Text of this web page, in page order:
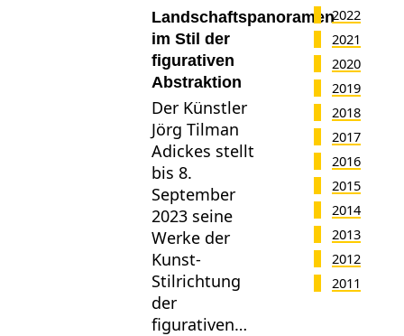
Landschaftspanoramen
im Stil der
figurativen
Abstraktion
Der Künstler
Jörg Tilman
Adickes stellt
bis 8.
September
2023 seine
Werke der
Kunst-
Stilrichtung
der
figurativen…
2022
2021
2020
2019
2018
2017
2016
2015
2014
2013
2012
2011